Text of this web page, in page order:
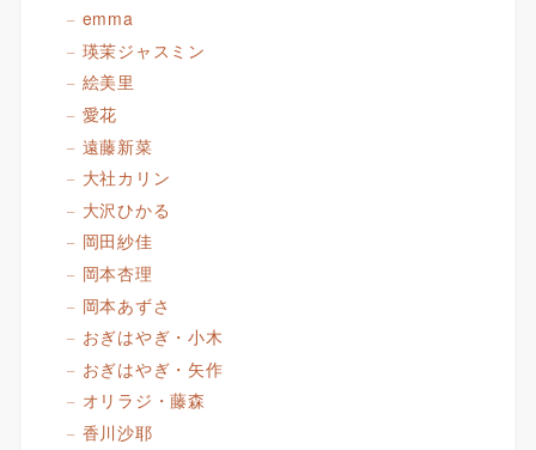
emma
瑛茉ジャスミン
絵美里
愛花
遠藤新菜
大社カリン
大沢ひかる
岡田紗佳
岡本杏理
岡本あずさ
おぎはやぎ・小木
おぎはやぎ・矢作
オリラジ・藤森
香川沙耶